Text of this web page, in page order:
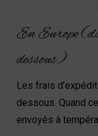
En Europe
dessous)
Les frais
dessous. Quand
envoyés à